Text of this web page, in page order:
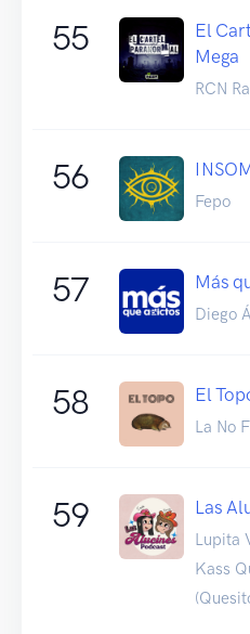
55
El
Mega
RCN
56
Fepo
57 Más
Diego
58 El
La No
59 Las
Lupita
Kass